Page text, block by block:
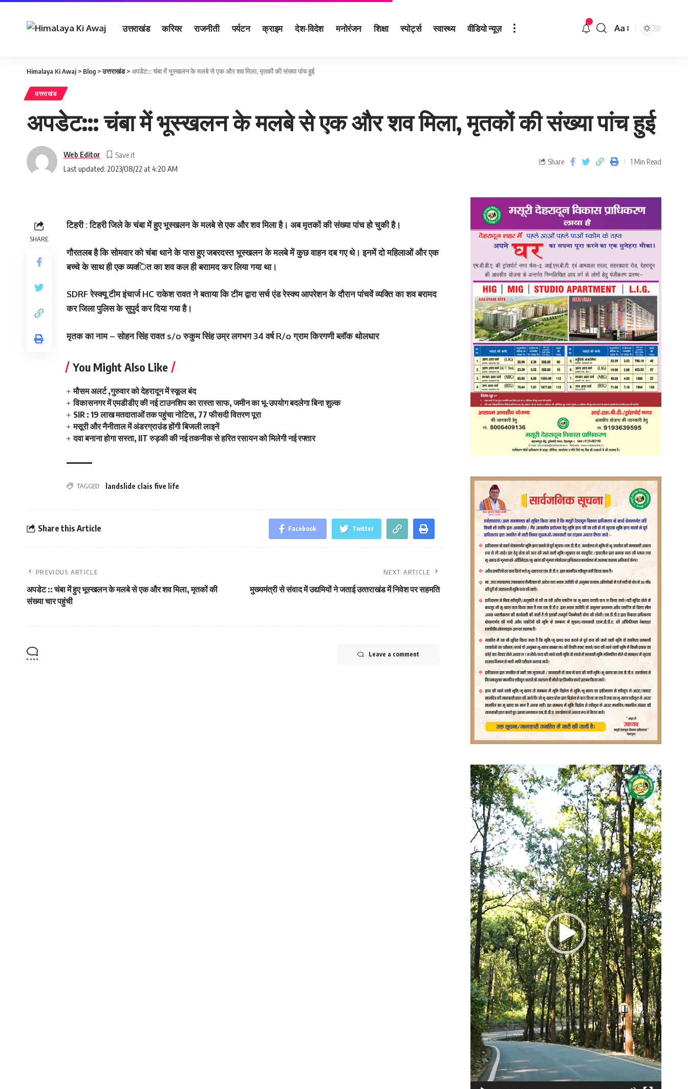
उत्तराखंड करियर राजनीती पर्यटन क्राइम देश-विदेश मनोरंजन शिक्षा स्पोर्ट्स स्वास्थ्य वीडियो न्यूज़ Aa
Himalaya Ki Awaj > Blog >उत्तराखंड>अपडेेट::: चंबा में भूस्‍खलन के मलबे से एक और शव मिला, मृतकों की संख्‍या पांच हुई
उत्तराखंड
अपडेेट::: चंबा में भूस्‍खलन के मलबे से एक और शव मिला, मृतकों की संख्‍या पांच हुई
Last updated: 2023/08/22 at 4:20 AM
Web Editor
Share 1 Min Read
SHARE
टिहरी : टिहरी जिले के चंबा में हुए भूस्‍खलन के मलबे से एक और शव मिला है। अब मृतकों की संख्‍या पांच हाेे चुकी है।
गौरतलब है कि सोमवार को चंंबा थाने के पास हुए जबरदस्‍त भूस्‍खलन के मलबे में कुछ वाहन दब गए थे। इनमें दो महिलाओं और एक
बच्‍चे के साथ ही एक व्‍यक्‍ित का शव कल ही बराामद कर लिया गया था।
SDRF रेस्क्यू टीम इंचार्ज HC राकेश रावत ने बताया कि टीम द्वारा सर्च एंड रेस्क्य आपरेशन के दौरान पांचवें व्यक्ति का शव बरामद
कर जिला पुलिस के सुपुर्द कर दिया गया है।
मृतक का नाम – सोहन सिंह रावत s/o रुकुम सिंह उम्र लगभग 34 वर्ष R/o ग्राम किरगणी ब्लॉक थोलधार
You Might Also Like
मौसम अलर्ट ,गुरुवार को देहरादून में स्कूल बंद
विकासनगर में एमडीडीए की नई टाउनशिप का रास्ता साफ, जमीन का भू-उपयोग बदलेगा बिना शुल्क
SIR : 19 लाख मतदाताओं तक पहुंचा नोटिस, 77 फीसदी वितरण पूरा
मसूरी और नैनीताल में अंडरग्राउंड होंगी बिजली लाइनें
दवा बनाना होगा सस्ता, IIT रुड़की की नई तकनीक से हरित रसायन को मिलेगी नई रफ्तार
TAGGED: landslide clais five life
Share this Article Facebook Twitter
PREVIOUS ARTICLE
अपडेट :: चंबा में हुए भूस्‍खलन के मलबे से एक और शव मिला, मृतकों की
संख्‍या चार पहुंची
NEXT ARTICLE
मुख्‍यमंत्री से संवाद में उद्यमियों ने जताई उत्‍तराखंड में निवेश पर सहमति
Leave a comment
Video
Player